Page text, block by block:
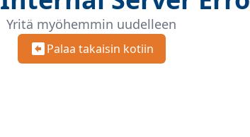
Yritä myöhemmin uudelleen
Palaa takaisin kotiin